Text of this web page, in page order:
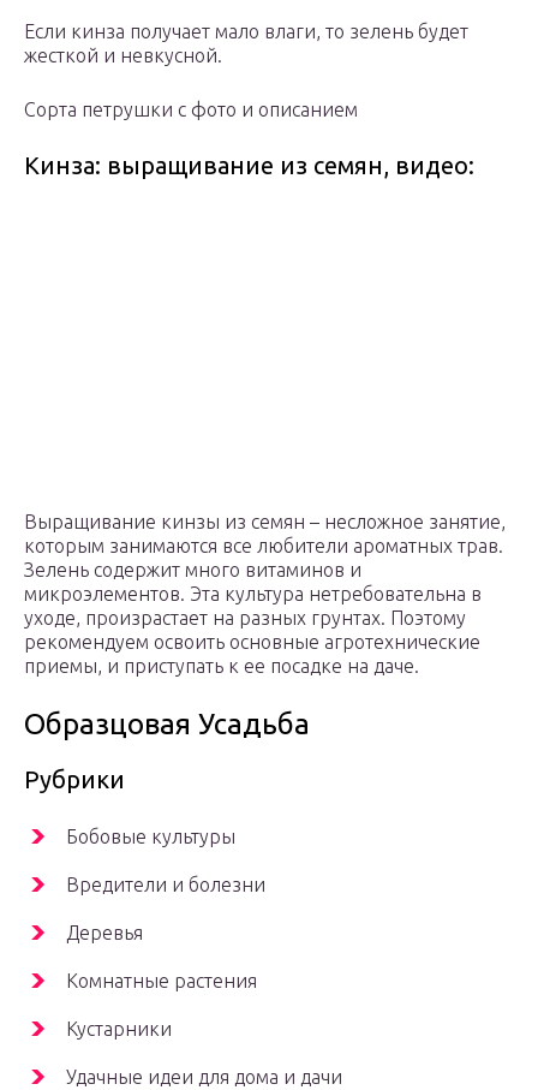
Если кинза получает мало влаги, то зелень будет
жесткой и невкусной.
Сорта петрушки с фото и описанием
Кинза: выращивание из семян, видео:
Выращивание кинзы из семян – несложное занятие,
которым занимаются все любители ароматных трав.
Зелень содержит много витаминов и
микроэлементов. Эта культура нетребовательна в
уходе, произрастает на разных грунтах. Поэтому
рекомендуем освоить основные агротехнические
приемы, и приступать к ее посадке на даче.
Образцовая Усадьба
Рубрики
Бобовые культуры
Вредители и болезни
Деревья
Комнатные растения
Кустарники
Удачные идеи для дома и дачи